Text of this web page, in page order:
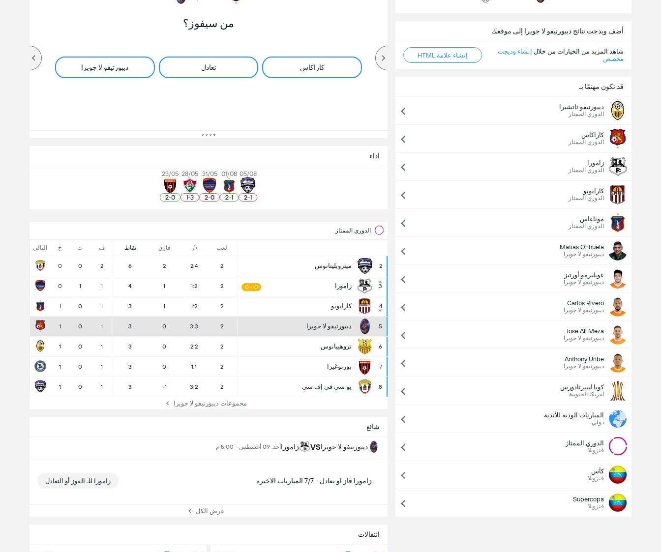
أضف ويدجت نتائج ديبورتيفو لا جويرا إلى موقعك
شاهد المزيد من الخيارات من خلال إنشاء وديجت
مخصص
إنشاء علامة HTML
قد تكون مهتمًا بـ
ديبورتيفو تاتشيرا
الدوري الممتاز
كاراكاس
الدوري الممتاز
زامورا
الدوري الممتاز
كارابوبو
الدوري الممتاز
موناغاس
الدوري الممتاز
Matias Orihuela
ديبورتيفو لا جويرا
غويليرمو أورتيز
ديبورتيفو لا جويرا
Carlos Rivero
ديبورتيفو لا جويرا
Jose Ali Meza
ديبورتيفو لا جويرا
Anthony Uribe
ديبورتيفو لا جويرا
كوبا ليبيرتادورس
امريكا الجنوبية
المباريات الودية للأندية
دولي
الدوري الممتاز
فنزويلا
كأس
فنزويلا
Supercopa
فنزويلا
من سيفوز؟
كاراكاس تعادل ديبورتيفو لا جويرا
اداء
05/08
1
-
2
01/08
1
-
2
31/05
0
-
2
28/05
3
-
1
23/05
0
-
2
الدوري الممتاز
لعب +/- فارق نقاط ف ت خ التالي
2 ميتروبليتانوس 2
2:4
2
6
2
0
0
3 زامورا 0 - 0
2
1:2
1
4
1
1
0
4 كارابوبو 2
1:2
1
3
1
0
1
5 ديبورتيفو لا جويرا 2
3:3
0
3
1
0
1
6 تروهييانوس 2
2:2
0
3
1
0
1
7 بورتوغيزا 2
1:1
0
3
1
0
1
8 يو سي في إف سي 2
3:2
-1
3
1
0
1
مجموعات ديبورتيفو لا جويرا
شائع
ديبورتيفو لا جويراVS زاموراأحد, 09 أغسطس - 5:00 م
زامورا فاز او تعادل - 7/7 المباريات الاخيرة زامورا للـ الفوز أو التعادل
عرض الكل
انتقالات